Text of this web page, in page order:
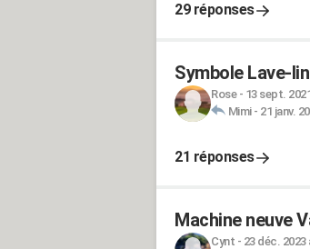
29 réponses
Symbole Lave-
Rose- 13 sept.
Mimi- 21 janv.
21 réponses
Machine neuve
Cynt - 23 déc. 2023